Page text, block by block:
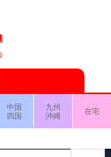
中国
四国
九州
沖縄
在宅